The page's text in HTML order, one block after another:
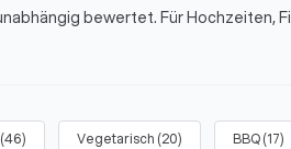
bewertet. Für Hochzeiten,
(46) Vegetarisch (20) BBQ(17)